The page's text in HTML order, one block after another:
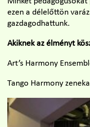
ezen a délelőttön
gazdagodhattunk.
Akiknek az élményt
Art’s Harmony
Tango Harmony